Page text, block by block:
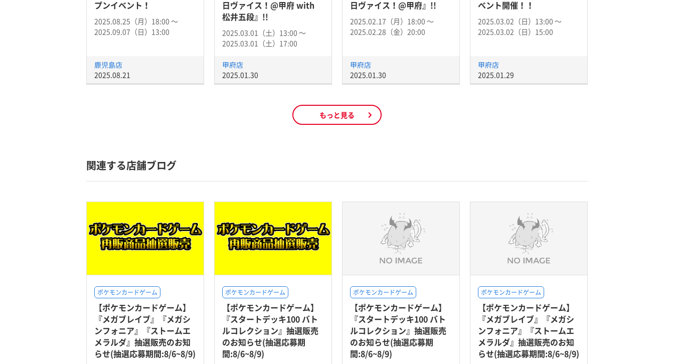
プンイベント！
2025.08.25（月）18:00 〜
2025.09.07（日）13:00
鹿児島店
2025.08.21
日ヴァイス！@甲府 with
松井五段』!!
2025.03.01（土）13:00 〜
2025.03.01（土）17:00
甲府店
2025.01.30
日ヴァイス！@甲府』!!
2025.02.17（月）18:00 〜
2025.02.28（金）20:00
甲府店
2025.01.30
ベント開催！！
2025.03.02（日）13:00 〜
2025.03.02（日）15:00
甲府店
2025.01.29
もっと見る
関連する店舗ブログ
ポケモンカードゲーム
【ポケモンカードゲーム】
『メガブレイブ』『メガシ
ンフォニア』『ストームエ
メラルダ』抽選販売のお知
らせ(抽選応募期間:8/6~8/9)
ポケモンカードゲーム
【ポケモンカードゲーム】
『スタートデッキ100 バト
ルコレクション』抽選販売
のお知らせ(抽選応募期
間:8/6~8/9)
ポケモンカードゲーム
【ポケモンカードゲーム】
『スタートデッキ100 バト
ルコレクション』抽選販売
のお知らせ(抽選応募期
間:8/6~8/9)
ポケモンカードゲーム
【ポケモンカードゲーム】
『メガブレイブ』『メガシ
ンフォニア』『ストームエ
メラルダ』抽選販売のお知
らせ(抽選応募期間:8/6~8/9)